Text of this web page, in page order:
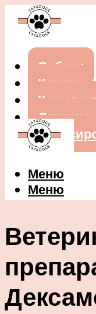
Собаки
Кошки
Лечение
Меню
Меню